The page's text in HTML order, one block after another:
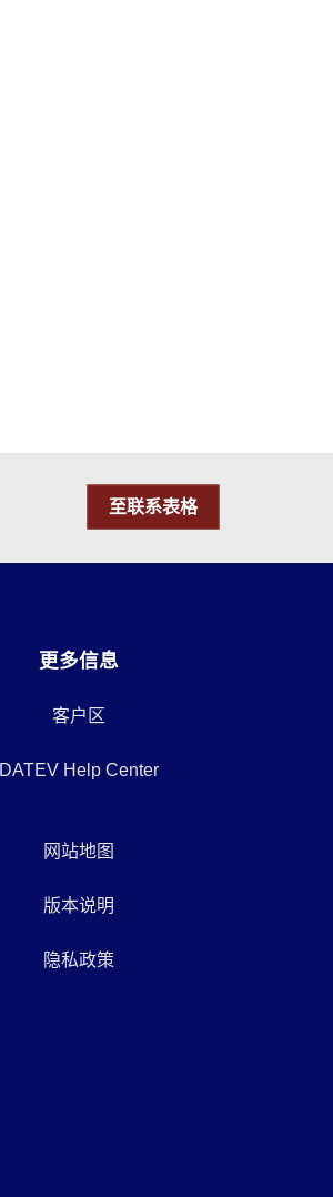
至联系表格
更多信息
客户区
DATEV Help Center
网站地图
版本说明
隐私政策